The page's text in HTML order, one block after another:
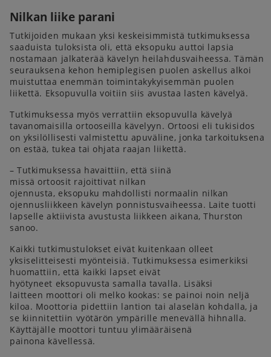
Nilkan liike parani
Tutkijoiden mukaan yksi keskeisimmistä tutkimuksessa
saaduista tuloksista oli, että eksopuku auttoi lapsia
nostamaan jalkaterää kävelyn heilahdusvaiheessa. Tämän
seurauksena kehon hemiplegisen puolen askellus alkoi
muistuttaa enemmän toimintakykyisemmän puolen
liikettä. Eksopuvulla voitiin siis avustaa lasten kävelyä.
Tutkimuksessa myös verrattiin eksopuvulla kävelyä
tavanomaisilla ortooseilla kävelyyn. Ortoosi eli tukisidos
on yksilöllisesti valmistettu apuväline, jonka tarkoituksena
on estää, tukea tai ohjata raajan liikettä.
– Tutkimuksessa havaittiin, että siinä
missä ortoosit rajoittivat nilkan
ojennusta, eksopuku mahdollisti normaalin nilkan
ojennusliikkeen kävelyn ponnistusvaiheessa. Laite tuotti
lapselle aktiivista avustusta liikkeen aikana, Thurston
sanoo.
Kaikki tutkimustulokset eivät kuitenkaan olleet
yksiselitteisesti myönteisiä. Tutkimuksessa esimerkiksi
huomattiin, että kaikki lapset eivät
hyötyneet eksopuvusta samalla tavalla. Lisäksi
laitteen moottori oli melko kookas: se painoi noin neljä
kiloa. Moottoria pidettiin lantion tai alaselän kohdalla, ja
se kiinnitettiin vyötärön ympärille menevällä hihnalla.
Käyttäjälle moottori tuntuu ylimääräisenä
painona kävellessä.